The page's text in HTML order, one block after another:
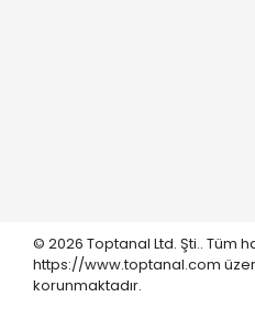
© 2026 Toptanal Ltd. Şti.. Tüm
https://www.toptanal.com
korunmaktadır.